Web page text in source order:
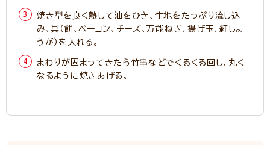
焼き型を良く熱して油をひき、生地をたっぷり流し込
み、具（餅、ベーコン、チーズ、万能ねぎ、揚げ玉、紅しょ
うが）を入れる。
まわりが固まってきたら竹串などでくるくる回し、丸く
なるように焼きあげる。